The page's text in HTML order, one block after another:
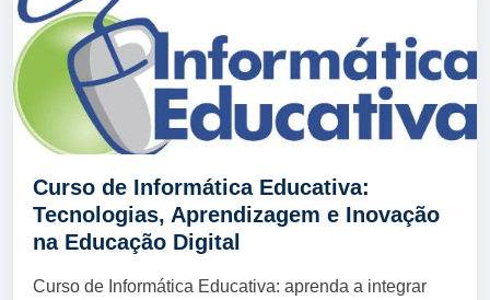
Curso de Informática Educativa:
Tecnologias, Aprendizagem e Inovação
na Educação Digital
Curso de Informática Educativa: aprenda a integrar